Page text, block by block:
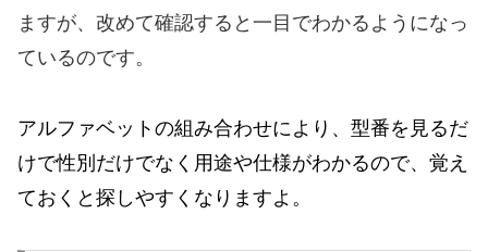
ますが、改めて確認すると一目でわかるようになっ
ているのです。
アルファベットの組み合わせにより、型番を見るだ
けで性別だけでなく用途や仕様がわかるので、覚え
ておくと探しやすくなりますよ。